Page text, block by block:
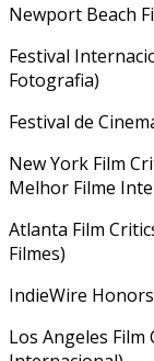
Newport Beach
Festival
Fotografia)
Festival de
New York Film
Melhor Filme
Atlanta Film
Filmes)
IndieWire
Los Angeles